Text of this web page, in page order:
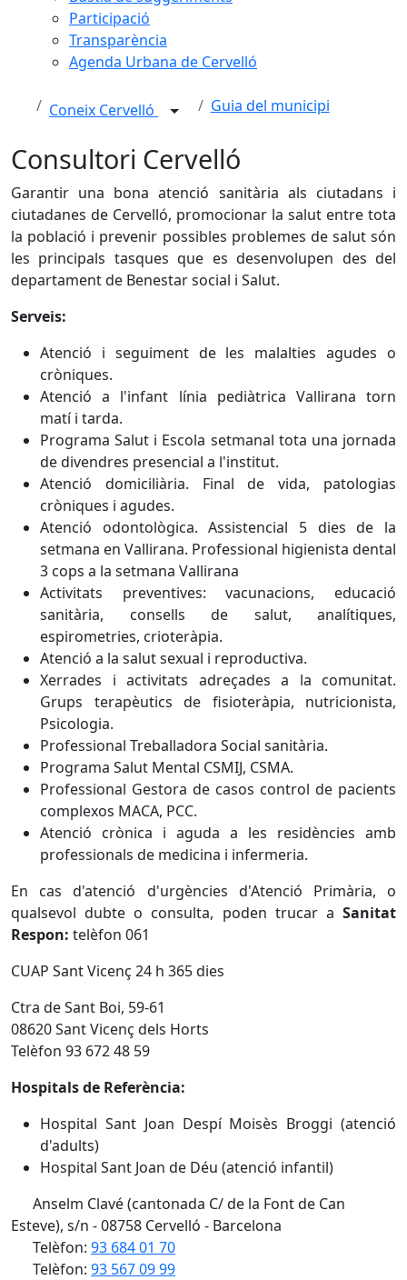
Participació
Transparència
Agenda Urbana de Cervelló
Coneix Cervelló Guia del municipi
Consultori Cervelló
Garantir una bona atenció sanitària als ciutadans i
ciutadanes de Cervelló, promocionar la salut entre tota
la població i prevenir possibles problemes de salut són
les principals tasques que es desenvolupen des del
departament de Benestar social i Salut.
Serveis:
Atenció i seguiment de les malalties agudes o
cròniques.
Atenció a l'infant línia pediàtrica Vallirana torn
matí i tarda.
Programa Salut i Escola setmanal tota una jornada
de divendres presencial a l'institut.
Atenció domiciliària. Final de vida, patologias
cròniques i agudes.
Atenció odontològica. Assistencial 5 dies de la
setmana en Vallirana. Professional higienista dental
3 cops a la setmana Vallirana
Activitats preventives: vacunacions, educació
sanitària, consells de salut, analítiques,
espirometries, crioteràpia.
Atenció a la salut sexual i reproductiva.
Xerrades i activitats adreçades a la comunitat.
Grups terapèutics de fisioteràpia, nutricionista,
Psicologia.
Professional Treballadora Social sanitària.
Programa Salut Mental CSMIJ, CSMA.
Professional Gestora de casos control de pacients
complexos MACA, PCC.
Atenció crònica i aguda a les residències amb
professionals de medicina i infermeria.
En cas d'atenció d'urgències d'Atenció Primària, o
qualsevol dubte o consulta, poden trucar a Sanitat
Respon: telèfon 061
CUAP Sant Vicenç 24 h 365 dies
Ctra de Sant Boi, 59-61
08620 Sant Vicenç dels Horts
Telèfon 93 672 48 59
Hospitals de Referència:
Hospital Sant Joan Despí Moisès Broggi (atenció
d'adults)
Hospital Sant Joan de Déu (atenció infantil)
Anselm Clavé (cantonada C/ de la Font de Can
Esteve), s/n - 08758 Cervelló - Barcelona
Telèfon: 93 684 01 70
Telèfon: 93 567 09 99